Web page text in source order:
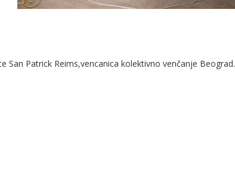
San Patrick Reims,vencanica kolektivno venčanje Beograd.